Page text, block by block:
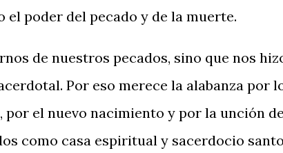
el poder del pecado y de la muerte.
de nuestros pecados, sino que nos
Por eso merece la alabanza por
por el nuevo nacimiento y por la unción
como casa espiritual y sacerdocio